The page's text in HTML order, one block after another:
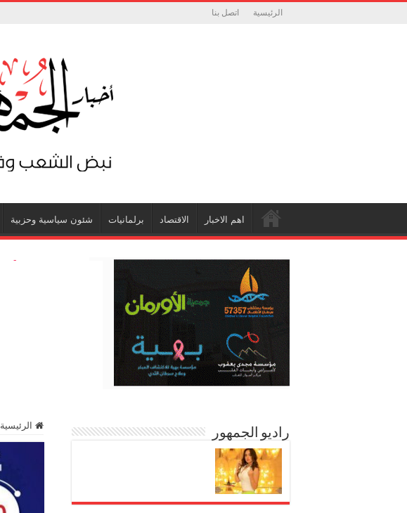
الرئيسية اتصل بنا
اهم الاخبار الاقتصاد برلمانيات شئون سياسية وحزبية
الرئيسية
راديو الجمهور